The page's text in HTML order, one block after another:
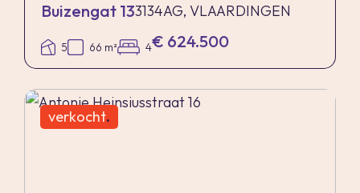
Buizengat 133134AG, VLAARDINGEN
5 66 m² 4€ 624.500
verkocht.